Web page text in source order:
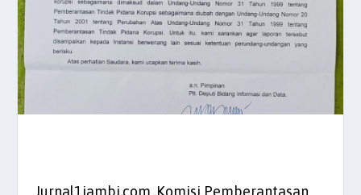
Jurnal1jambi.com ,Komisi Pemberantasan